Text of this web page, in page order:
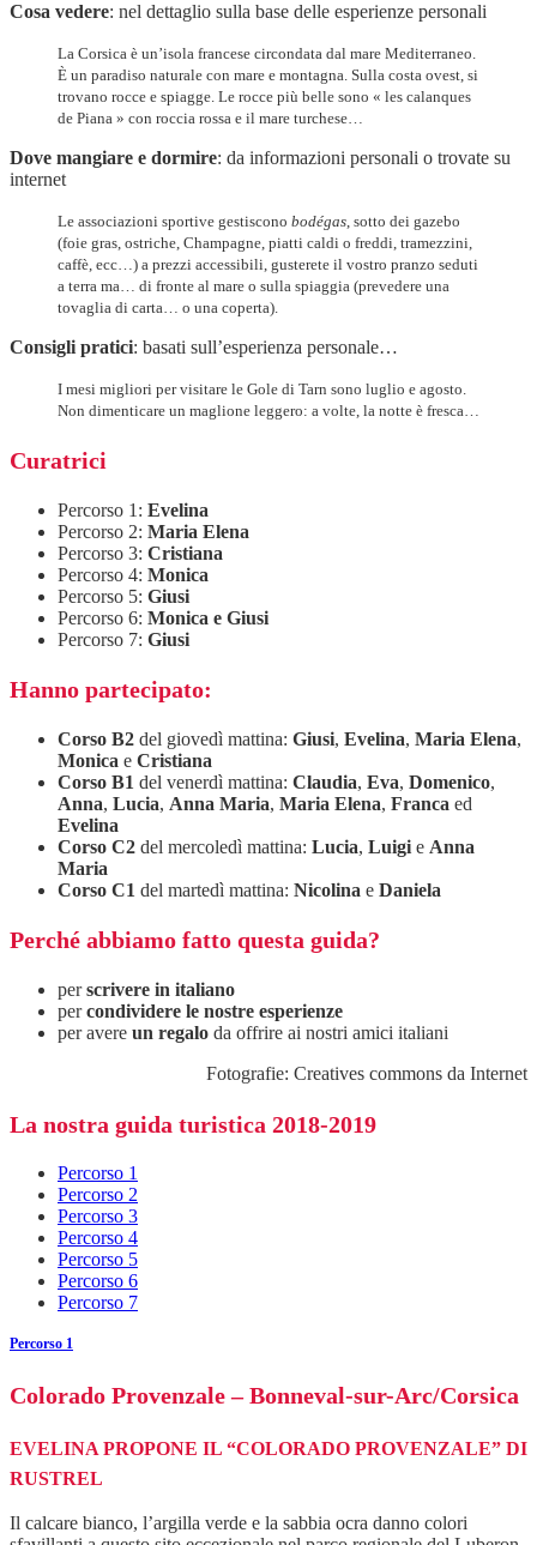
Cosa vedere: nel dettaglio sulla base delle esperienze personali
La Corsica è un’isola francese circondata dal mare Mediterraneo.
È un paradiso naturale con mare e montagna. Sulla costa ovest, si
trovano rocce e spiagge. Le rocce più belle sono « les calanques
de Piana » con roccia rossa e il mare turchese…
Dove mangiare e dormire: da informazioni personali o trovate su
internet
Le associazioni sportive gestiscono bodégas, sotto dei gazebo
(foie gras, ostriche, Champagne, piatti caldi o freddi, tramezzini,
caffè, ecc…) a prezzi accessibili, gusterete il vostro pranzo seduti
a terra ma… di fronte al mare o sulla spiaggia (prevedere una
tovaglia di carta… o una coperta).
Consigli pratici: basati sull’esperienza personale…
I mesi migliori per visitare le Gole di Tarn sono luglio e agosto.
Non dimenticare un maglione leggero: a volte, la notte è fresca…
Curatrici
Percorso 1: Evelina
Percorso 2: Maria Elena
Percorso 3: Cristiana
Percorso 4: Monica
Percorso 5: Giusi
Percorso 6: Monica e Giusi
Percorso 7: Giusi
Hanno partecipato:
Corso B2 del giovedì mattina: Giusi, Evelina, Maria Elena,
Monica e Cristiana
Corso B1 del venerdì mattina: Claudia, Eva, Domenico,
Anna, Lucia, Anna Maria, Maria Elena, Franca ed
Evelina
Corso C2 del mercoledì mattina: Lucia, Luigi e Anna
Maria
Corso C1 del martedì mattina: Nicolina e Daniela
Perché abbiamo fatto questa guida?
perscrivere in italiano
percondividere le nostre esperienze
per avere un regalo da offrire ai nostri amici italiani
Fotografie: Creatives commons da Internet
La nostra guida turistica 2018-2019
Percorso 1
Percorso 2
Percorso 3
Percorso 4
Percorso 5
Percorso 6
Percorso 7
Percorso 1
Colorado Provenzale – Bonneval-sur-Arc/Corsica
EVELINA PROPONE IL “COLORADO PROVENZALE” DI
RUSTREL
Il calcare bianco, l’argilla verde e la sabbia ocra danno colori